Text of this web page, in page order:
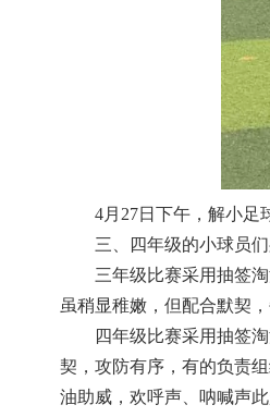
4月27日下午，解小足
三、四年级的小球员
三年级比赛采用抽签
虽稍显稚嫩，但配合默契
四年级比赛采用抽签
契，攻防有序，有的负责
油助威，欢呼声、呐喊声此